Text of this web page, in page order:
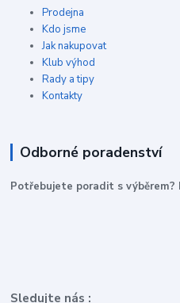
Prodejna
Kdo jsme
Jak nakupovat
Klub výhod
Rady a tipy
Kontakty
Odborné poradenství
Potřebujete poradit s
Sledujte nás :